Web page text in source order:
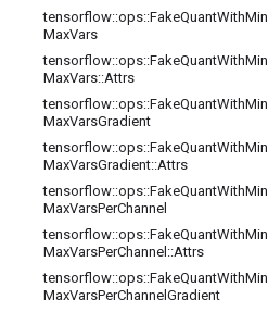
tensorflow::ops::FakeQuantWithMin
MaxVars
tensorflow::ops::FakeQuantWithMin
MaxVars::Attrs
tensorflow::ops::FakeQuantWithMin
MaxVarsGradient
tensorflow::ops::FakeQuantWithMin
MaxVarsGradient::Attrs
tensorflow::ops::FakeQuantWithMin
MaxVarsPerChannel
tensorflow::ops::FakeQuantWithMin
MaxVarsPerChannel ::Attrs
tensorflow::ops::FakeQuantWithMin
MaxVarsPerChannel Gradient